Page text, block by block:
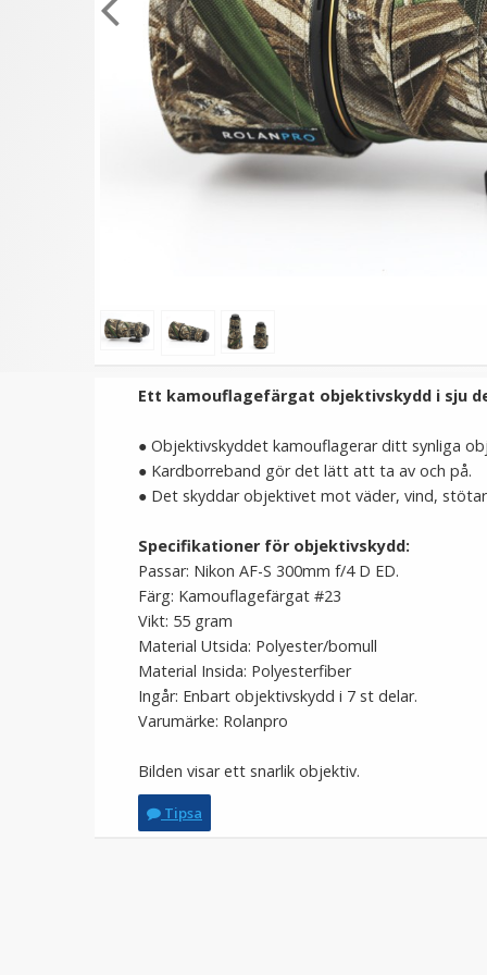
JJC Blixtskoskydd svart
Hot-Shoe Cover för
Fujifilm kameror
59 kr
LÄGG I VARUKORG
JJC Blixtskoskydd 2 i 1
Canon kamera &
Speedlight blixtskor
★★★★★
99 kr
LÄGG I VARUKORG
Ett kamouflagefärgat objektivskydd i sju
● Objektivskyddet kamouflagerar ditt synliga
● Kardborreband gör det lätt att ta av och på.
● Det skyddar objektivet mot väder, vind,
Specifikationer för objektivskydd:
Passar: Nikon AF-S 300mm f/4 D ED.
Färg: Kamouflagefärgat #23
Vikt: 55 gram
Material Utsida: Polyester/bomull
Material Insida: Polyesterfiber
Ingår: Enbart objektivskydd i 7 st delar.
Varumärke: Rolanpro
Bilden visar ett snarlik objektiv.
Tipsa